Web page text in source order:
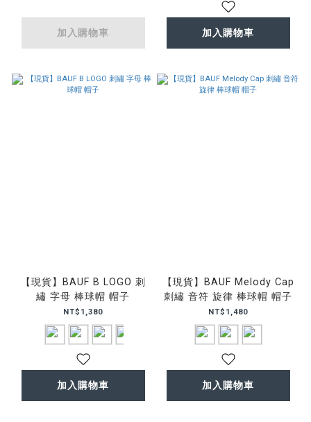
加入購物車 加入購物車
【現貨】BAUF B LOGO 刺
繡 字母 棒球帽 帽子
NT$1,380
加入購物車
【現貨】BAUF Melody Cap
刺繡 音符 旋律 棒球帽 帽子
NT$1,480
加入購物車